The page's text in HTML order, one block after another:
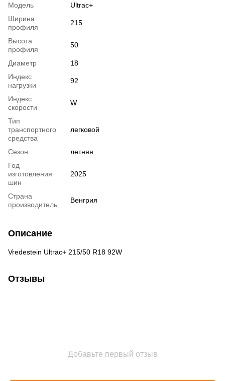
Модель
Ultrac+
Ширина
профиля
215
Высота
профиля
50
Диаметр
18
Индекс
нагрузки
92
Индекс
скорости
W
Тип
транспортного
средства
легковой
Сезон
летняя
Год
изготовления
шин
2025
Страна
производитель
Венгрия
Описание
Vredestein Ultrac+ 215/50 R18 92W
Отзывы
Добавьте первый отзыв